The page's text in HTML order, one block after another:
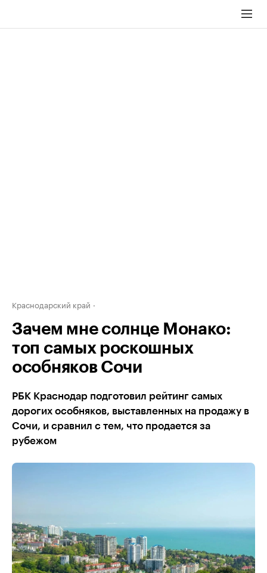
Краснодарский край
Зачем мне солнце Монако:
топ самых роскошных
особняков Сочи
РБК Краснодар подготовил рейтинг самых
дорогих особняков, выставленных на продажу в
Сочи, и сравнил с тем, что продается за
рубежом